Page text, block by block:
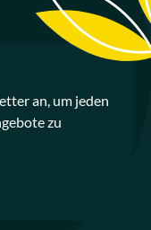
an, um jeden
zu